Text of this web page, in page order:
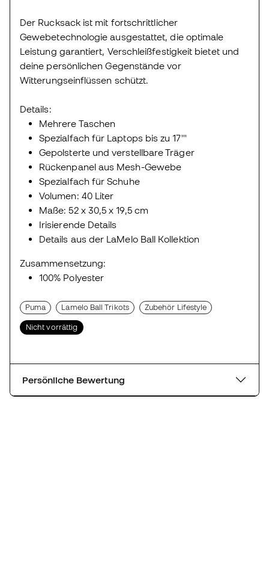
Der Rucksack ist mit fortschrittlicher
Gewebetechnologie ausgestattet, die optimale
Leistung garantiert, Verschleißfestigkeit bietet und
deine persönlichen Gegenstände vor
Witterungseinflüssen schützt.
Details:
Mehrere Taschen
Spezialfach für Laptops bis zu 17'''
Gepolsterte und verstellbare Träger
Rückenpanel aus Mesh-Gewebe
Spezialfach für Schuhe
Volumen: 40 Liter
Maße: 52 x 30,5 x 19,5 cm
Irisierende Details
Details aus der LaMelo Ball Kollektion
Zusammensetzung:
100% Polyester
Puma Lamelo Ball Trikots Zubehör Lifestyle
Nicht vorrättig
Persönliche Bewertung